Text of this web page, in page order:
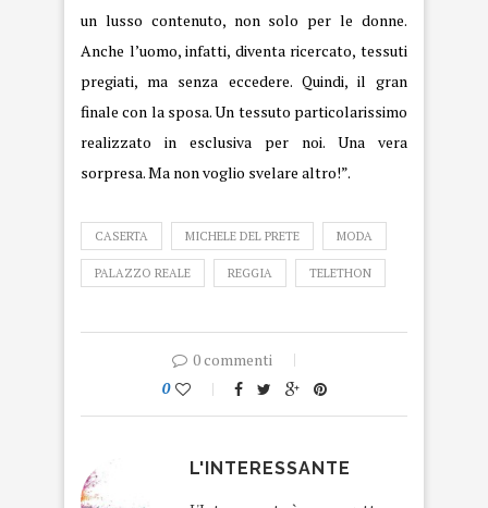
un lusso contenuto, non solo per le donne.
Anche l’uomo, infatti, diventa ricercato, tessuti
pregiati, ma senza eccedere. Quindi, il gran
finale con la sposa. Un tessuto particolarissimo
realizzato in esclusiva per noi. Una vera
sorpresa. Ma non voglio svelare altro!”.
CASERTA MICHELE DEL PRETE MODA
PALAZZO REALE REGGIA TELETHON
0 commenti
0
L'INTERESSANTE